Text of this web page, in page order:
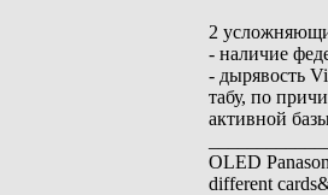
2
- наличие
- дырявость
табу, по
активной
OLED
different